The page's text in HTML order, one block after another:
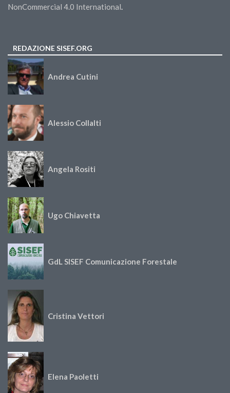
NonCommercial 4.0 International.
REDAZIONE SISEF.ORG
Andrea Cutini
Alessio Collalti
Angela Rositi
Ugo Chiavetta
GdL SISEF Comunicazione Forestale
Cristina Vettori
Elena Paoletti